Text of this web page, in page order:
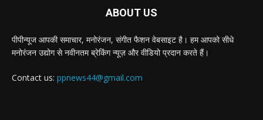
ABOUT US
पीपीन्यूज आपकी समाचार, मनोरंजन, संगीत फैशन वेबसाइट है। हम आपको सीधे
मनोरंजन उद्योग से नवीनतम ब्रेकिंग न्यूज़ और वीडियो प्रदान करते हैं।
Contact us: ppnews44@gmail.com